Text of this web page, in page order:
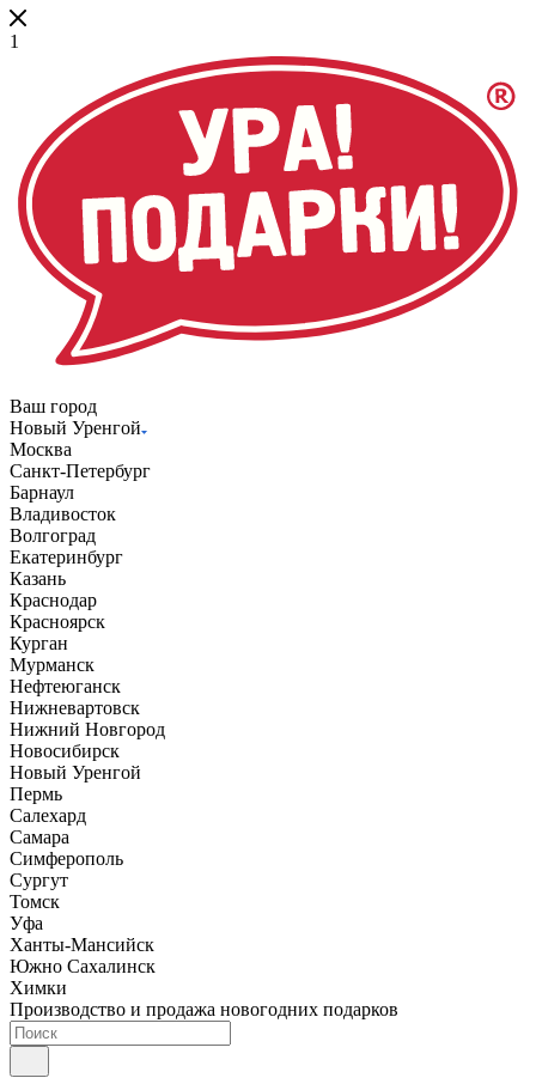
1
Ваш город
Новый Уренгой
Москва
Санкт-Петербург
Барнаул
Владивосток
Волгоград
Екатеринбург
Казань
Краснодар
Красноярск
Курган
Мурманск
Нефтеюганск
Нижневартовск
Нижний Новгород
Новосибирск
Новый Уренгой
Пермь
Салехард
Самара
Симферополь
Сургут
Томск
Уфа
Ханты-Мансийск
Южно Сахалинск
Химки
Производство и продажа новогодних подарков